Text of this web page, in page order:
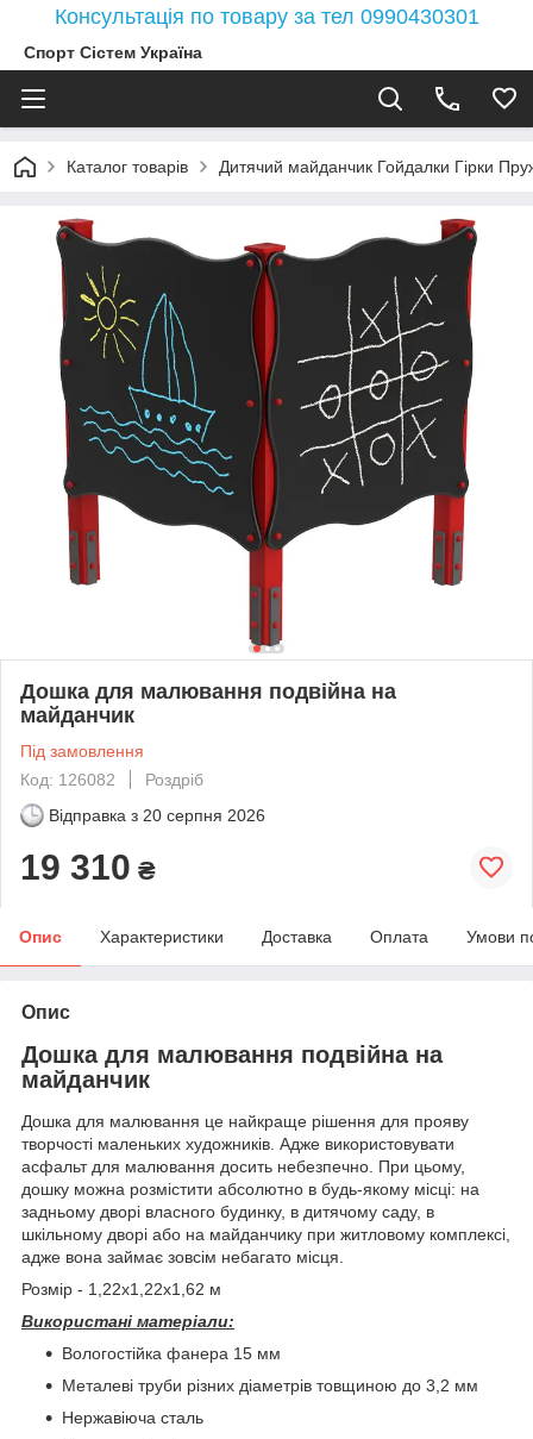
Консультація по товару за тел 0990430301
Спорт Сістем Україна
Каталог товарів Дитячий майданчик Гойдалки Гірки
Дошка для малювання подвійна на
майданчик
Під замовлення
Код: 126082
Роздріб
Відправка з 20 серпня 2026
19 310 ₴
Опис Характеристики Доставка Оплата Умови
Опис
Дошка для малювання подвійна на
майданчик
Дошка для малювання це найкраще рішення для прояву
творчості маленьких художників. Адже використовувати
асфальт для малювання досить небезпечно. При цьому,
дошку можна розмістити абсолютно в будь-якому місці: на
задньому дворі власного будинку, в дитячому саду, в
шкільному дворі або на майданчику при житловому комплексі,
адже вона займає зовсім небагато місця.
Розмір - 1,22х1,22х1,62 м
Використані матеріали:
Вологостійка фанера 15 мм
Металеві труби різних діаметрів товщиною до 3,2 мм
Нержавіюча сталь